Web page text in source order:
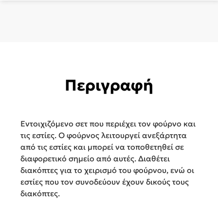
Περιγραφή
Εντοιχιζόμενο σετ που περιέχει τον φούρνο και
τις εστίες. Ο φούρνος λειτουργεί ανεξάρτητα
από τις εστίες και μπορεί να τοποθετηθεί σε
διαφορετικό σημείο από αυτές. Διαθέτει
διακόπτες για το χειρισμό του φούρνου, ενώ οι
εστίες που τον συνοδεύουν έχουν δικούς τους
διακόπτες.